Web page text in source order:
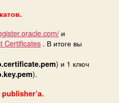
и
Certificates . В итоге вы
) и 1 ключ
).